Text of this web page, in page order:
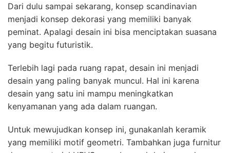
Dari dulu sampai sekarang, konsep scandinavian
menjadi konsep dekorasi yang memiliki banyak
peminat. Apalagi desain ini bisa menciptakan suasana
yang begitu futuristik.
Terlebih lagi pada ruang rapat, desain ini menjadi
desain yang paling banyak muncul. Hal ini karena
desain yang satu ini mampu meningkatkan
kenyamanan yang ada dalam ruangan.
Untuk mewujudkan konsep ini, gunakanlah keramik
yang memiliki motif geometri. Tambahkan juga furnitur